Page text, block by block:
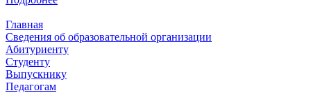
Главная
Сведения об образовательной организации
Абитуриенту
Студенту
Выпускнику
Педагогам